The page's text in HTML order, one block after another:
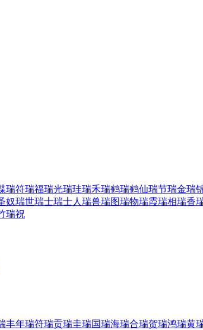
瑞符瑞福瑞光瑞珪瑞禾瑞鹤瑞鹤仙瑞节瑞金瑞
奴瑞世瑞士瑞士人 瑞兽瑞图瑞物瑞霞瑞相瑞香
瑞祝
丰年瑞符瑞贡瑞圭瑞国瑞海瑞合瑞贺瑞鸿瑞黄